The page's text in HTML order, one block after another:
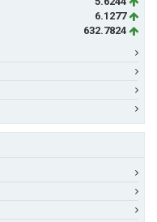
6.1277
632.7824